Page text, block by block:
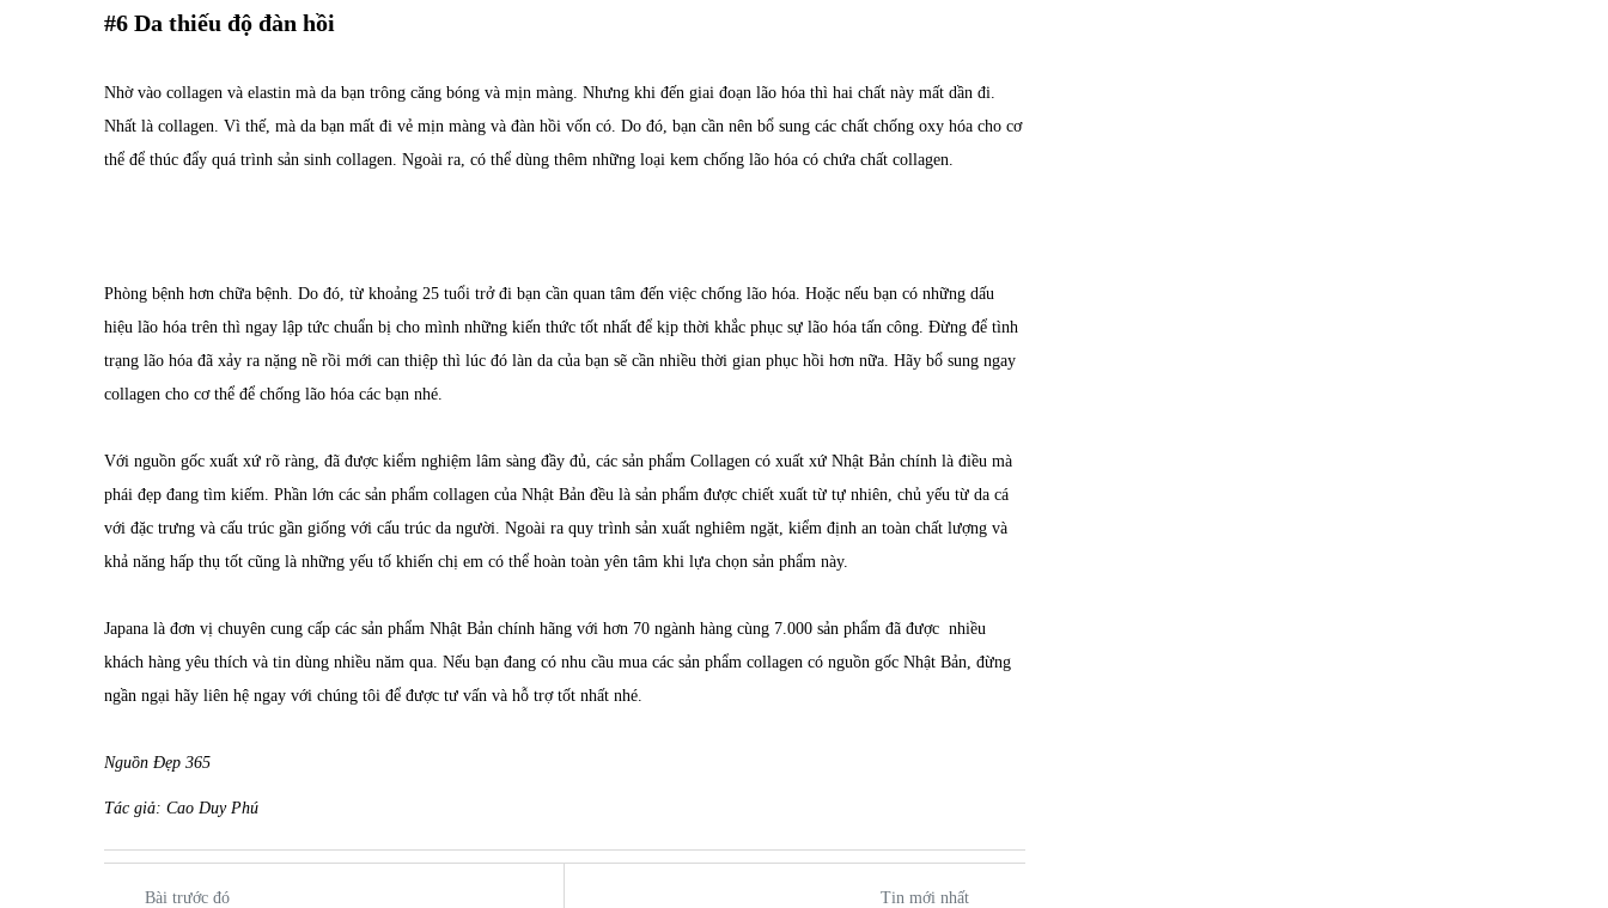
#6 Da thiếu độ đàn hồi
Nhờ vào collagen và elastin mà da bạn trông căng bóng và mịn màng. Nhưng khi đến giai đoạn lão hóa thì hai chất này mất dần đi.
Nhất là collagen. Vì thế, mà da bạn mất đi vẻ mịn màng và đàn hồi vốn có. Do đó, bạn cần nên bổ sung các chất chống oxy hóa cho cơ
thể để thúc đẩy quá trình sản sinh collagen. Ngoài ra, có thể dùng thêm những loại kem chống lão hóa có chứa chất collagen.
Phòng bệnh hơn chữa bệnh. Do đó, từ khoảng 25 tuổi trở đi bạn cần quan tâm đến việc chống lão hóa. Hoặc nếu bạn có những dấu
hiệu lão hóa trên thì ngay lập tức chuẩn bị cho mình những kiến thức tốt nhất để kịp thời khắc phục sự lão hóa tấn công. Đừng để tình
trạng lão hóa đã xảy ra nặng nề rồi mới can thiệp thì lúc đó làn da của bạn sẽ cần nhiều thời gian phục hồi hơn nữa. Hãy bổ sung ngay
collagen cho cơ thể để chống lão hóa các bạn nhé.
Với nguồn gốc xuất xứ rõ ràng, đã được kiểm nghiệm lâm sàng đầy đủ, các sản phẩm Collagen có xuất xứ Nhật Bản chính là điều mà
phái đẹp đang tìm kiếm. Phần lớn các sản phẩm collagen của Nhật Bản đều là sản phẩm được chiết xuất từ tự nhiên, chủ yếu từ da cá
với đặc trưng và cấu trúc gần giống với cấu trúc da người. Ngoài ra quy trình sản xuất nghiêm ngặt, kiểm định an toàn chất lượng và
khả năng hấp thụ tốt cũng là những yếu tố khiến chị em có thể hoàn toàn yên tâm khi lựa chọn sản phẩm này.
Japana là đơn vị chuyên cung cấp các sản phẩm Nhật Bản chính hãng với hơn 70 ngành hàng cùng 7.000 sản phẩm đã được nhiều
khách hàng yêu thích và tin dùng nhiều năm qua. Nếu bạn đang có nhu cầu mua các sản phẩm collagen có nguồn gốc Nhật Bản, đừng
ngần ngại hãy liên hệ ngay với chúng tôi để được tư vấn và hỗ trợ tốt nhất nhé.
Nguồn Đẹp 365
Tác giả: Cao Duy Phú
Bài trước đó
Tin mới nhất